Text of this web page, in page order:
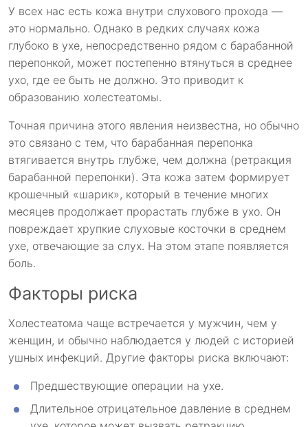
У всех нас есть кожа внутри слухового прохода —
это нормально. Однако в редких случаях кожа
глубоко в ухе, непосредственно рядом с барабанной
перепонкой, может постепенно втянуться в среднее
ухо, где ее быть не должно. Это приводит к
образованию холестеатомы.
Точная причина этого явления неизвестна, но обычно
это связано с тем, что барабанная перепонка
втягивается внутрь глубже, чем должна (ретракция
барабанной перепонки). Эта кожа затем формирует
крошечный «шарик», который в течение многих
месяцев продолжает прорастать глубже в ухо. Он
повреждает хрупкие слуховые косточки в среднем
ухе, отвечающие за слух. На этом этапе появляется
боль.
Факторы риска
Холестеатома чаще встречается у мужчин, чем у
женщин, и обычно наблюдается у людей с историей
ушных инфекций. Другие факторы риска включают:
Предшествующие операции на ухе.
Длительное отрицательное давление в среднем